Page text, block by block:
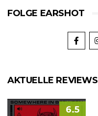
FOLGE EARSHOT
AKTUELLE REVIEWS
6.5